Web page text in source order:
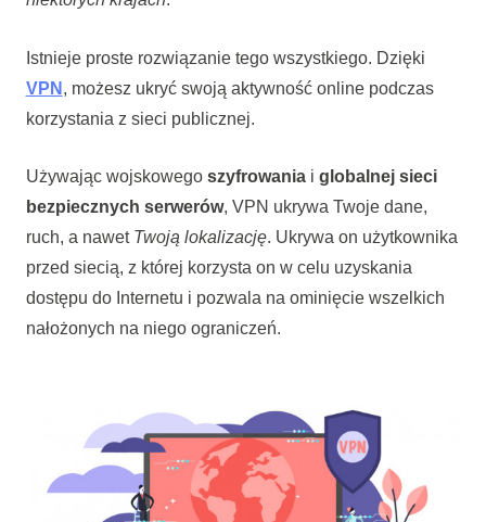
Istnieje proste rozwiązanie tego wszystkiego. Dzięki
VPN , możesz ukryć swoją aktywność online podczas
korzystania z sieci publicznej.
Używając wojskowego szyfrowaniai globalnej sieci
bezpiecznych serwerów, VPN ukrywa Twoje dane,
ruch, a nawet Twoją lokalizację. Ukrywa on użytkownika
przed siecią, z której korzysta on w celu uzyskania
dostępu do Internetu i pozwala na ominięcie wszelkich
nałożonych na niego ograniczeń.